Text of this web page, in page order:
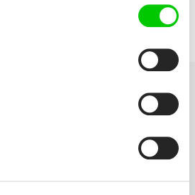
Villafranca